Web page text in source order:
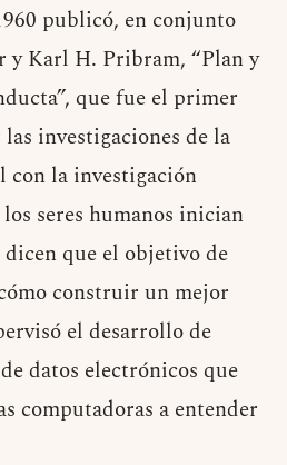
publicó, en conjunto
y Karl H. Pribram, “Plan y
que fue el primer
investigaciones de la
la investigación
seres humanos inician
que el objetivo de
construir un mejor
el desarrollo de
datos electrónicos que
computadoras a entender